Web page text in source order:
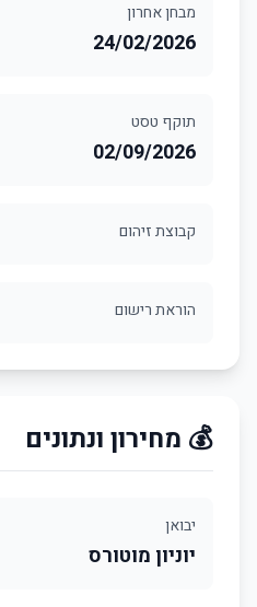
מבחן אחרון
24/02/2026
תוקף טסט
02/09/2026
קבוצת זיהום
הוראת רישום
💰 מחירון ונתונים
יבואן
יוניון מוטורס